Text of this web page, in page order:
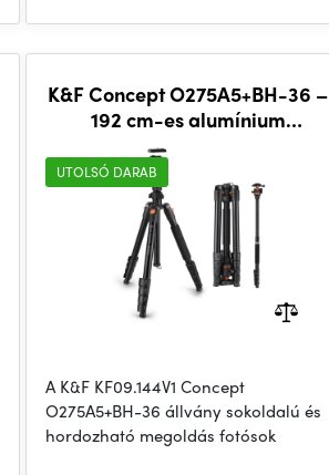
K&F Concept O275A5+BH-36 –
192 cm-es alumínium
fényképezőgép-állvány
gömbfejjel
UTOLSÓ DARAB
A K&F KF09.144V1 Concept
O275A5+BH-36 állvány sokoldalú és
hordozható megoldás fotósok